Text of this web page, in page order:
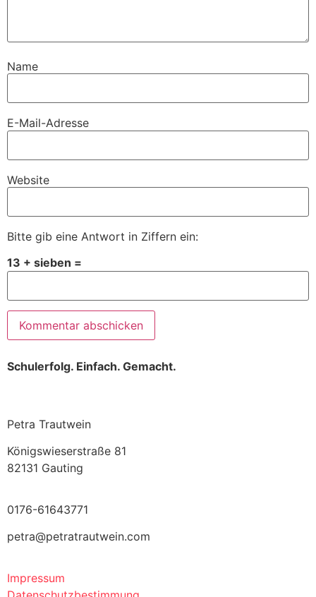
Name
E-Mail-Adresse
Website
Bitte gib eine Antwort in Ziffern ein:
13 + sieben =
Schulerfolg. Einfach. Gemacht.
Petra Trautwein
Königswieserstraße 81
82131 Gauting
0176-61643771
petra@petratrautwein.com
Impressum